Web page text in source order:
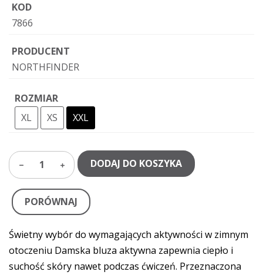
KOD
7866
PRODUCENT
NORTHFINDER
ROZMIAR
XL
XS XXL
1 DODAJ DO KOSZYKA
PORÓWNAJ
Świetny wybór do wymagających aktywności w zimnym
otoczeniu Damska bluza aktywna zapewnia ciepło i
suchość skóry nawet podczas ćwiczeń. Przeznaczona